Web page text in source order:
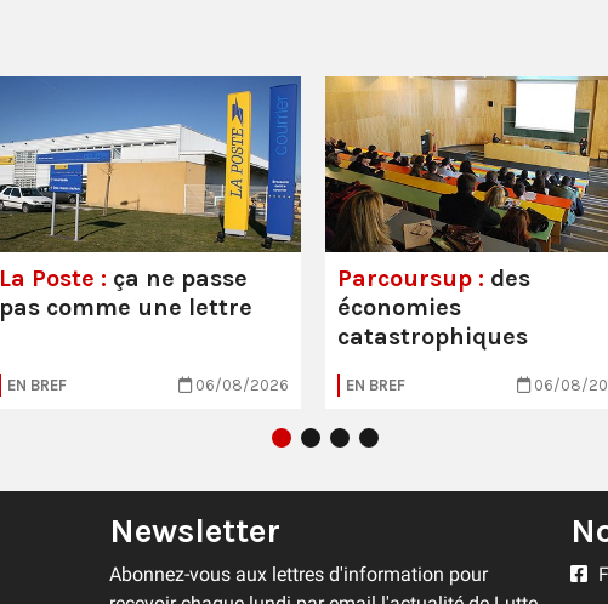
La Poste : ça ne passe
pas comme une lettre
EN BREF 06/08/2026
Parcoursup : des
économies
catastrophiques
EN BREF 06/08/
Newsletter
Abonnez-vous aux lettres d'information pour